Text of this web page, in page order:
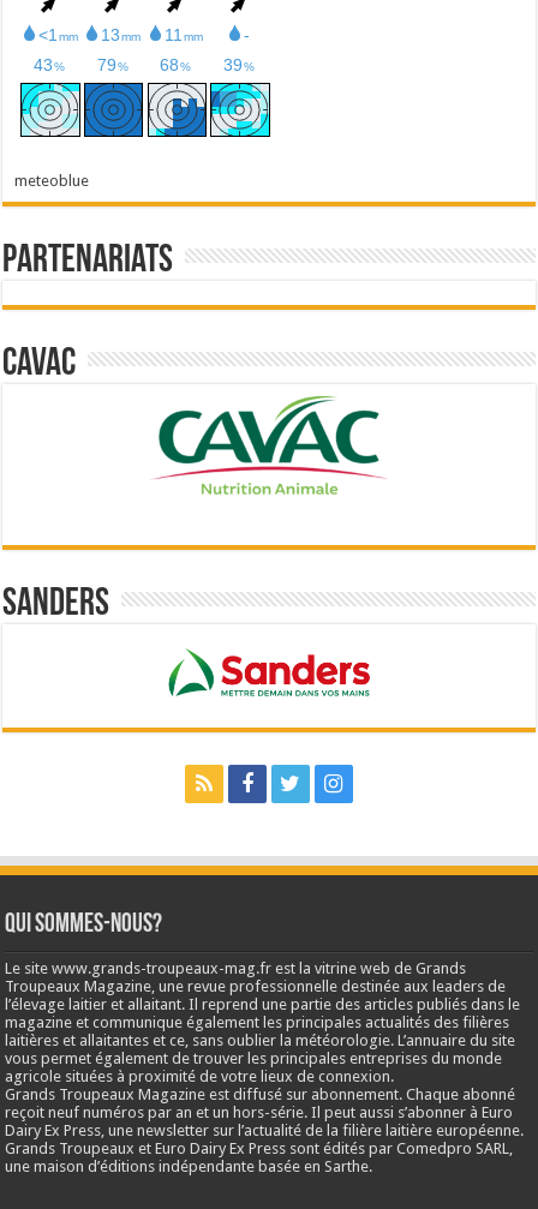
meteoblue
Partenariats
Cavac
Sanders
Qui sommes-nous?
Le site www.grands-troupeaux-mag.fr est la vitrine web de Grands
Troupeaux Magazine, une revue professionnelle destinée aux leaders de
l’élevage laitier et allaitant. Il reprend une partie des articles publiés dans le
magazine et communique également les principales actualités des filières
laitières et allaitantes et ce, sans oublier la météorologie. L’annuaire du site
vous permet également de trouver les principales entreprises du monde
agricole situées à proximité de votre lieux de connexion.
Grands Troupeaux Magazine est diffusé sur abonnement. Chaque abonné
reçoit neuf numéros par an et un hors-série. Il peut aussi s’abonner à Euro
Dairy Ex Press, une newsletter sur l’actualité de la filière laitière européenne.
Grands Troupeaux et Euro Dairy Ex Press sont édités par Comedpro SARL,
une maison d’éditions indépendante basée en Sarthe.